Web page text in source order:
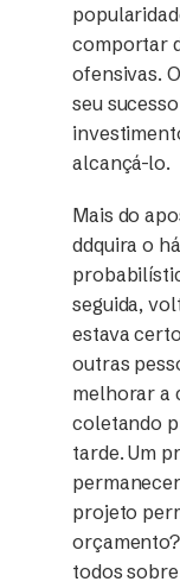
comportar
ofensivas.
seu
alcançá-lo.
Mais do
ddquira o
seguida,
estava
outras
melhorar a
coletando
tarde. Um
projeto
todos